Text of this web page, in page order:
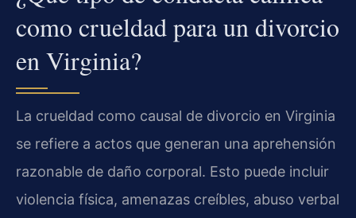
como crueldad para un divorcio
en Virginia?
La crueldad como causal de divorcio en Virginia
se refiere a actos que generan una aprehensión
razonable de daño corporal. Esto puede incluir
violencia física, amenazas creíbles, abuso verbal